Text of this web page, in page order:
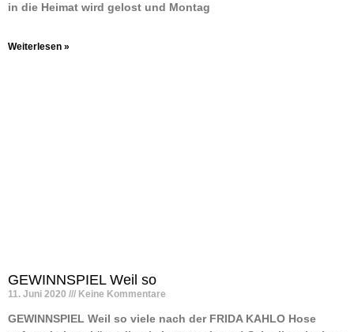
in die Heimat wird gelost und Montag
Weiterlesen »
GEWINNSPIEL Weil so
11. Juni 2020 Keine Kommentare
GEWINNSPIEL Weil so viele nach der FRIDA KAHLO Hose